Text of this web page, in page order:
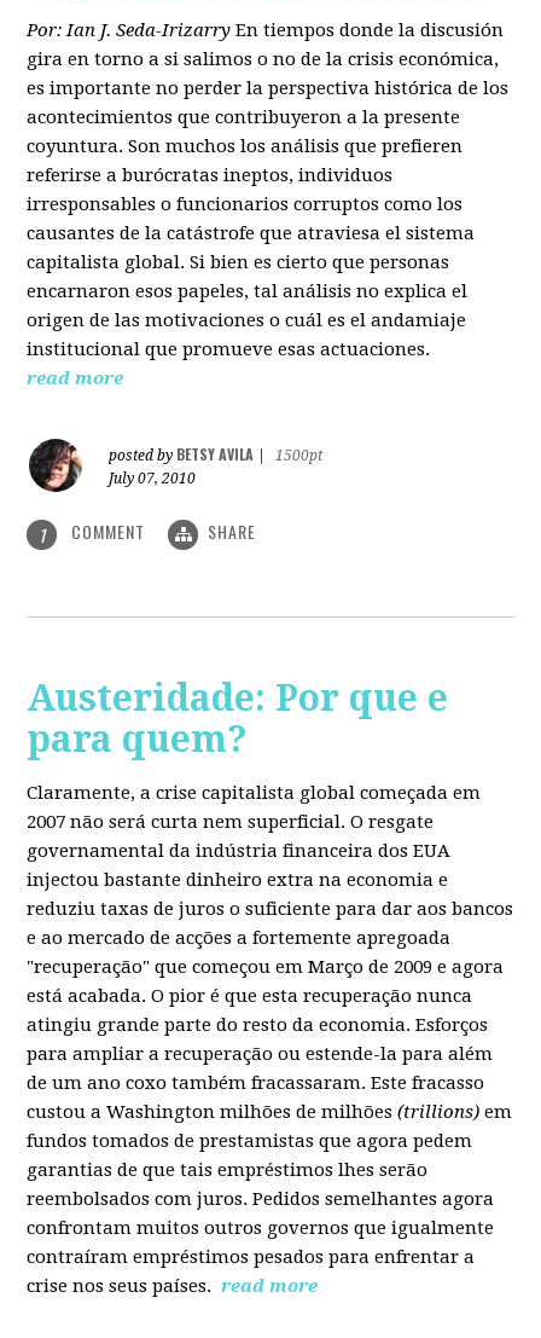
Por: Ian J. Seda-Irizarry En tiempos donde la discusión
gira en torno a si salimos o no de la crisis económica,
es importante no perder la perspectiva histórica de los
acontecimientos que contribuyeron a la presente
coyuntura. Son muchos los análisis que prefieren
referirse a burócratas ineptos, individuos
irresponsables o funcionarios corruptos como los
causantes de la catástrofe que atraviesa el sistema
capitalista global. Si bien es cierto que personas
encarnaron esos papeles, tal análisis no explica el
origen de las motivaciones o cuál es el andamiaje
institucional que promueve esas actuaciones.
read more
posted by BETSY AVILA
1500pt
July 07, 2010
1 COMMENT SHARE
Austeridade: Por que e
para quem?
Claramente, a crise capitalista global começada em
2007 não será curta nem superficial. O resgate
governamental da indústria financeira dos EUA
injectou bastante dinheiro extra na economia e
reduziu taxas de juros o suficiente para dar aos bancos
e ao mercado de acções a fortemente apregoada
"recuperação" que começou em Março de 2009 e agora
está acabada. O pior é que esta recuperação nunca
atingiu grande parte do resto da economia. Esforços
para ampliar a recuperação ou estende-la para além
de um ano coxo também fracassaram. Este fracasso
custou a Washington milhões de milhões(trillions) em
fundos tomados de prestamistas que agora pedem
garantias de que tais empréstimos lhes serão
reembolsados com juros. Pedidos semelhantes agora
confrontam muitos outros governos que igualmente
contraíram empréstimos pesados para enfrentar a
crise nos seus países. read more